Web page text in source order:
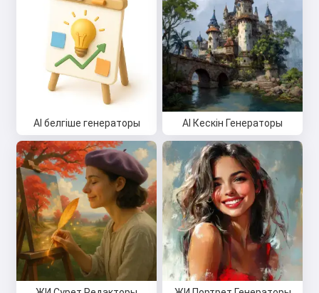
AI белгіше генераторы AI Кескін Генераторы